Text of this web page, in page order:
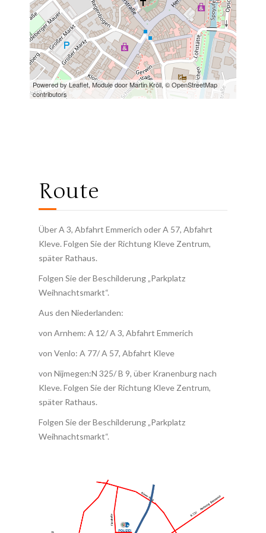
Powered by Leaflet, Module doorMartin Kröll, © OpenStreetMap
contributors
Route
Über A 3, Abfahrt Emmerich oder A 57, Abfahrt
Kleve. Folgen Sie der Richtung Kleve Zentrum,
später Rathaus.
Folgen Sie der Beschilderung „Parkplatz
Weihnachtsmarkt“.
Aus den Niederlanden:
von Arnhem: A 12/ A 3, Abfahrt Emmerich
von Venlo: A 77/ A 57, Abfahrt Kleve
von Nijmegen:N 325/ B 9, über Kranenburg nach
Kleve. Folgen Sie der Richtung Kleve Zentrum,
später Rathaus.
Folgen Sie der Beschilderung „Parkplatz
Weihnachtsmarkt“.